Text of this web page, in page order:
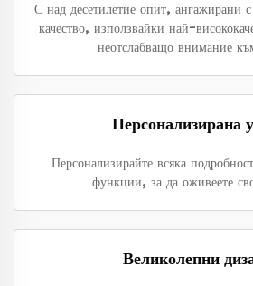
С над десетилетие опит,
качество, използвайки най-
неотслабващо внимание
Персонализирана
Персонализирайте всяка
функции, за да оживеете
Великолепни